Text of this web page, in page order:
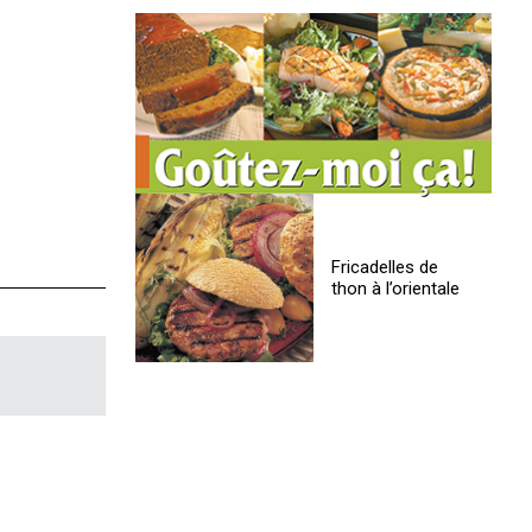
Fricadelles de
thon à l’orientale